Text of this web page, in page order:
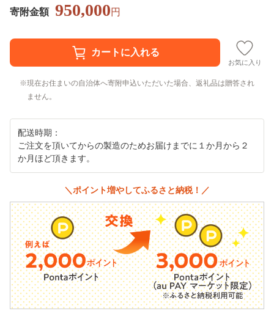
寄附金額 950,000円
お気に入り
現在お住まいの自治体へ寄附申込いただいた場合、返礼品は贈答され
ません。
配送時期：
ご注文を頂いてからの製造のためお届けまでに１か月から２
か月ほど頂きます。
＼ポイント増やしてふるさと納税！／